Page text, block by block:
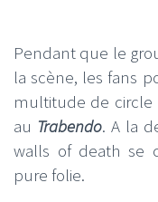
Pendant que le
la scène, les fans
multitude de circle
au Trabendo. A la
walls of death se
pure folie.